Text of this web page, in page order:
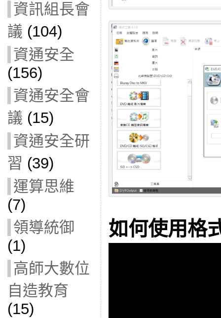
資訊組長會
議 (104)
資通安全
(156)
資通安全會
議 (15)
資通安全研
習 (39)
運算思維
(7)
領導統御
(1)
高師大數位
自造教育
(15)
如何使用格